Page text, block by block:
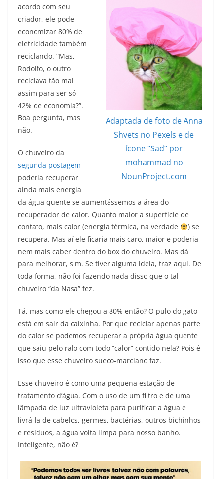
Adaptada de foto de Anna
Shvets no Pexels e de
ícone “Sad” por
mohammad no
NounProject.com
acordo com seu
criador, ele pode
economizar 80% de
eletricidade também
reciclando. “Mas,
Rodolfo, o outro
reciclava tão mal
assim para ser só
42% de economia?”.
Boa pergunta, mas
não.
O chuveiro da
segunda postagem
poderia recuperar
ainda mais energia
da água quente se aumentássemos a área do
recuperador de calor. Quanto maior a superfície de
contato, mais calor (energia térmica, na verdade
) se
recupera. Mas aí ele ficaria mais caro, maior e poderia
nem mais caber dentro do box do chuveiro. Mas dá
para melhorar, sim. Se tiver alguma ideia, traz aqui. De
toda forma, não foi fazendo nada disso que o tal
chuveiro “da Nasa” fez.
Tá, mas como ele chegou a 80% então? O pulo do gato
está em sair da caixinha. Por que reciclar apenas parte
do calor se podemos recuperar a própria água quente
que saiu pelo ralo com todo “calor” contido nela? Pois é
isso que esse chuveiro sueco-marciano faz.
Esse chuveiro é como uma pequena estação de
tratamento d’água. Com o uso de um filtro e de uma
lâmpada de luz ultravioleta para purificar a água e
livrá-la de cabelos, germes, bactérias, outros bichinhos
e resíduos, a água volta limpa para nosso banho.
Inteligente, não é?